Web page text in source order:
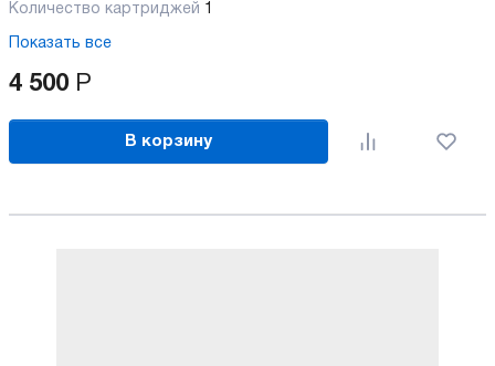
Количество картриджей 1
Показать все
4 500 Р
В корзину